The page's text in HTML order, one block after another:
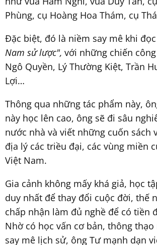
Phùng, cụ Hoàng Hoa Thám, cụ
Đặc biệt, đó là niềm say mê khi
Nam sử lược", với những chiến
Ngô Quyền, Lý Thường Kiệt, Trần
Lợi…
Thông qua những tác phẩm này,
này học lên cao, ông sẽ đi sâu
nước nhà và viết những cuốn sách
địa lý các triều đại, các vùng miền
Việt Nam.
Gia cảnh không mấy khá giả, học
duy nhất để thay đổi cuộc đời, thế
chấp nhận làm đủ nghề để có tiền
Nhờ có học vấn cơ bản, thông
say mê lịch sử, ông Tư mạnh dạn